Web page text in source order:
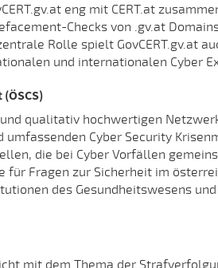
eng mit CERT.at
Checks von .gv.at
Rolle spielt GovCERT.gv.at
und internationalen Cyber
qualitativ hochwertigen
Cyber Security
die bei Cyber Vorfällen
Fragen zur Sicherheit im
des Gesundheitswesens
mit dem Thema der